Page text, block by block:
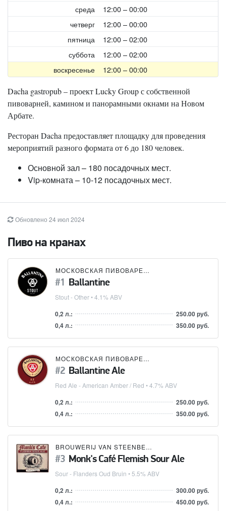
Dacha gastropub – проект Lucky Group с собственной
пивоварней, камином и панорамными окнами на Новом
Арбате.
Ресторан Dacha предоставляет площадку для проведения
мероприятий разного формата от 6 до 180 человек.
Основной зал – 180 посадочных мест.
Vip-комната – 10-12 посадочных мест.
Обновлено 24 июл 2024
Пиво на кранах
МОСКОВСКАЯ ПИВОВАРЕННАЯ КОМПАНИЯ (МПК)
Ballantine
Stout - Other• 4.1% ABV
0,2 л.:
250.00 руб.
0,4 л.:
350.00 руб.
МОСКОВСКАЯ ПИВОВАРЕННАЯ КОМПАНИЯ (МПК)
Ballantine Ale
Red Ale - American Amber / Red • 4.7% ABV
0,2 л.:
250.00 руб.
0,4 л.:
350.00 руб.
BROUWERIJ VAN STEENBERGE
Monk's Café Flemish Sour Ale
Sour - Flanders Oud Bruin • 5.5% ABV
0,2 л.:
300.00 руб.
0,4 л.:
450.00 руб.
среда
12:00 – 00:00
четверг
12:00 – 00:00
пятница
12:00 – 02:00
суббота
12:00 – 02:00
воскресенье
12:00 – 00:00